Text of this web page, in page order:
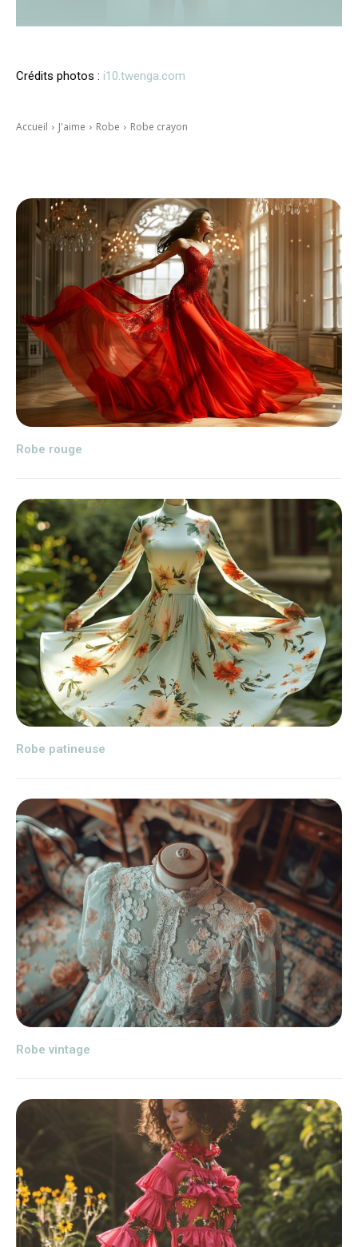
Crédits photos : i10.twenga.com
Accueil J'aime Robe Robe crayon
Robe rouge
Robe patineuse
Robe vintage